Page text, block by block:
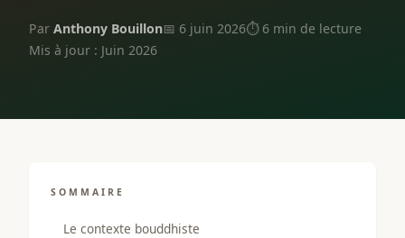
Par Anthony Bouillon📅 6 juin 2026⏱ 6 min de lecture
Mis à jour : Juin 2026
SOMMAIRE
Le contexte bouddhiste